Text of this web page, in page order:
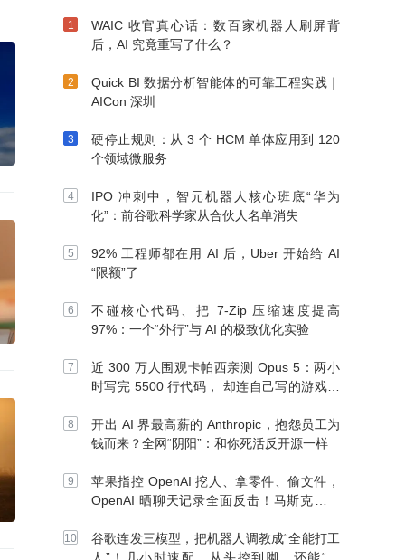
WAIC 收官真心话：数百家机器人刷屏背
后，AI 究竟重写了什么？
Quick BI 数据分析智能体的可靠工程实践｜
AICon 深圳
硬停止规则：从 3 个 HCM 单体应用到 120
个领域微服务
IPO 冲刺中，智元机器人核心班底“华为
化”：前谷歌科学家从合伙人名单消失
92% 工程师都在用 AI 后，Uber 开始给 AI
“限额”了
不碰核心代码、把 7-Zip 压缩速度提高
97%：一个“外行”与 AI 的极致优化实验
近 300 万人围观卡帕西亲测 Opus 5：两小
时写完 5500 行代码， 却连自己写的游戏都
开出 AI 界最高薪的 Anthropic，抱怨员工为
钱而来？全网“阴阳”：和你死活反开源一样
苹果指控 OpenAI 挖人、拿零件、偷文件，
OpenAI 晒聊天记录全面反击！马斯克：别
谷歌连发三模型，把机器人调教成“全能打工